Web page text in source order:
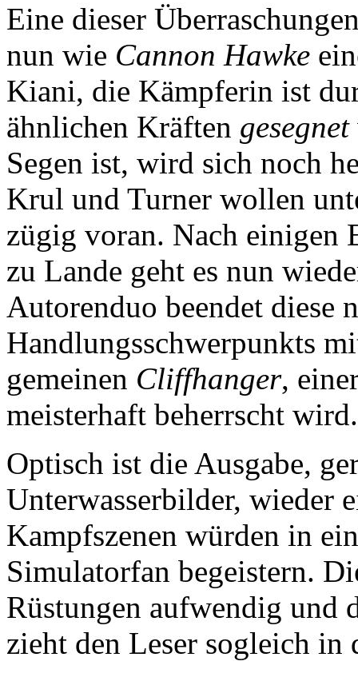
Eine dieser
nun wie Cannon Hawke
Kiani, die Kämpferin ist
ähnlichen Kräften gesegnet
Segen ist, wird sich noch
Krul und Turner wollen
zügig voran. Nach einigen
zu Lande geht es nun
Autorenduo beendet diese
Handlungsschwerpunkts
gemeinen Cliffhanger,
meisterhaft beherrscht wird.
Optisch ist die Ausgabe,
Unterwasserbilder, wieder
Kampfszenen würden in
Simulatorfan begeistern.
Rüstungen aufwendig und
zieht den Leser sogleich in